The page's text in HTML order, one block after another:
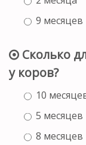
9 месяцев
Сколько
у коров?
10
5 месяцев
8 месяцев